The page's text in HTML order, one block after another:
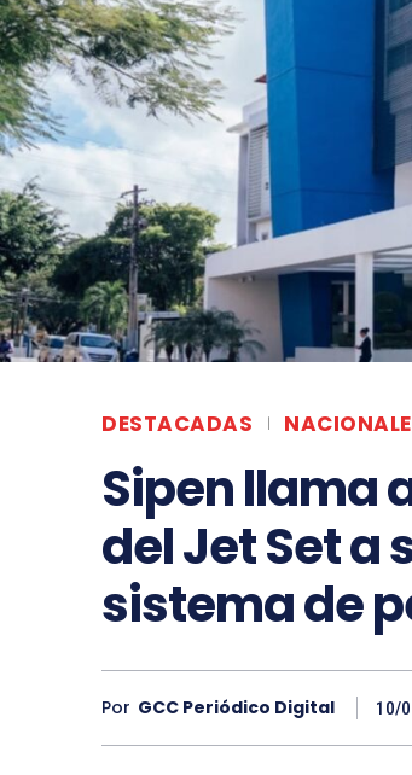
DESTACADAS
Sipen llama
del Jet Set a
sistema de
Por GCC Periódico Digital 10/